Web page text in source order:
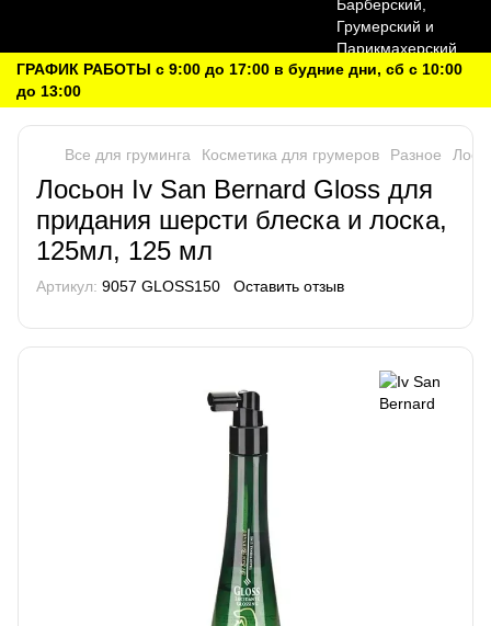
ГРАФИК РАБОТЫ с 9:00 до 17:00 в будние дни, сб с 10:00
до 13:00
Все для груминга Косметика для грумеров Разное
Лосьон Iv San Bernard Gloss для
придания шерсти блеска и лоска,
125мл, 125 мл
Артикул: 9057 GLOSS150 Оставить отзыв